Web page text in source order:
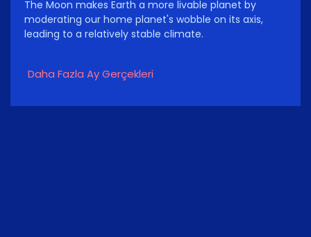
The Moon makes Earth a more livable planet by
moderating our home planet's wobble on its axis,
leading to a relatively stable climate.
Daha Fazla Ay Gerçekleri